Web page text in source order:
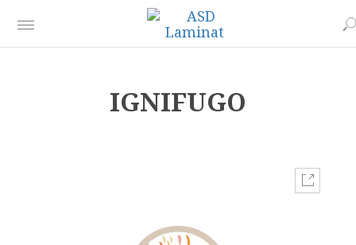
IGNIFUGO